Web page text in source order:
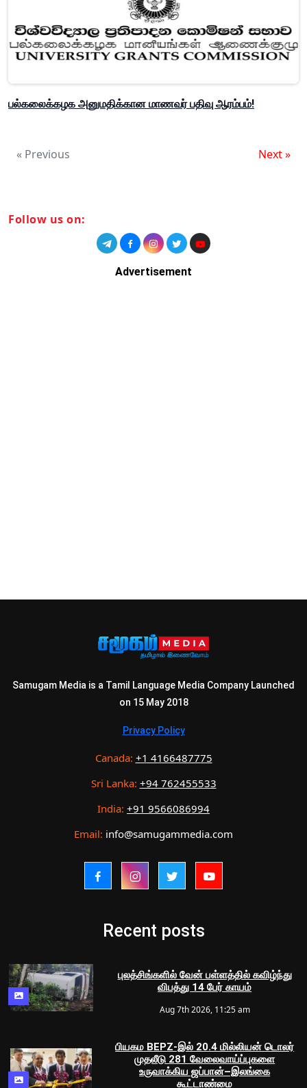
பல்கலைக்கழக அனுமதிக்கான மாணவர் பதிவு ஆரம்பம்!
« Previous Next »
Follow us on:
Advertisement
Samugam Media is a Tamil Language Media Company Launched
on 15 May 2018
Privacy Policy
Canada: +1 4166487775
Sri Lanka: +94 762455533
India: +91 9566086994
Email: info@samugammedia.com
Recent posts
புலத்சிங்களில் வேன் பள்ளத்தில் கவிழ்ந்து
விபத்து 14 பேர் காயம்
Aug 7th 2026, 11:25 am
பியகம BEPZ-இல் 20.4 மில்லியன் டொலர்
முதலீடு 281 வேலைவாய்ப்புகளை
உருவாக்கிய ஜப்பான்–இலங்கை
கூட்டாண்மை